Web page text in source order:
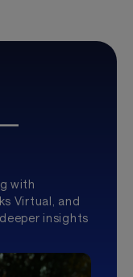
with
Virtual, and
insights